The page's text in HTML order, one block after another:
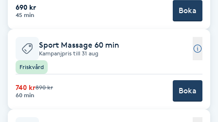
Color correction
Cryoterapi
Dermapen
690 kr
45 min Boka
Sport Massage 60 min
Kampanjpris till 31 aug
Friskvård
740 kr890 kr
60 min
Boka